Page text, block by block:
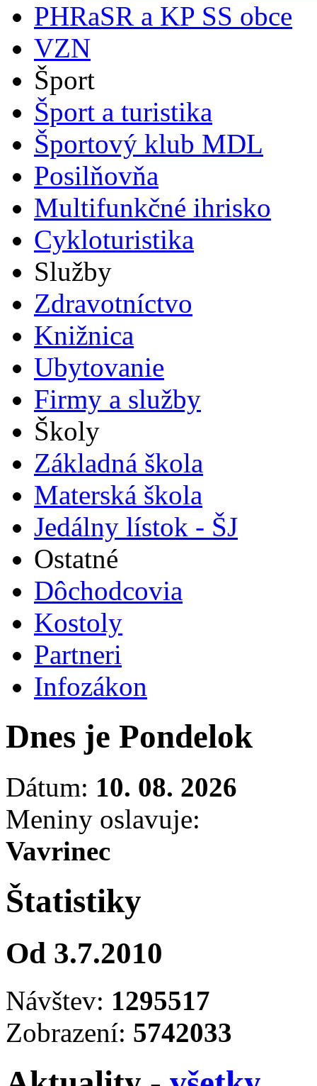
PHRaSR a KP SS obce
VZN
Šport
Šport a turistika
Športový klub MDL
Posilňovňa
Multifunkčné ihrisko
Cykloturistika
Služby
Zdravotníctvo
Knižnica
Ubytovanie
Firmy a služby
Školy
Základná škola
Materská škola
Jedálny lístok - ŠJ
Ostatné
Dôchodcovia
Kostoly
Partneri
Infozákon
Dnes je Pondelok
Dátum: 10. 08. 2026
Meniny oslavuje:
Vavrinec
Štatistiky
Od 3.7.2010
Návštev: 1295517
Zobrazení: 5742033